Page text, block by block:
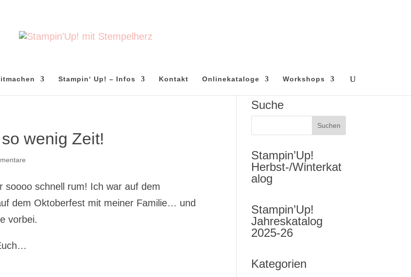
Stampin‘ Up! – Infos Kontakt Onlinekataloge Workshops
wenig Zeit!
schnell rum! Ich war auf dem
dem Oktoberfest mit meiner Familie… und
vorbei.
Suche
Stampin’Up!
Herbst-/Winterkat
alog
Stampin’Up!
Jahreskatalog
2025-26
Kategorien